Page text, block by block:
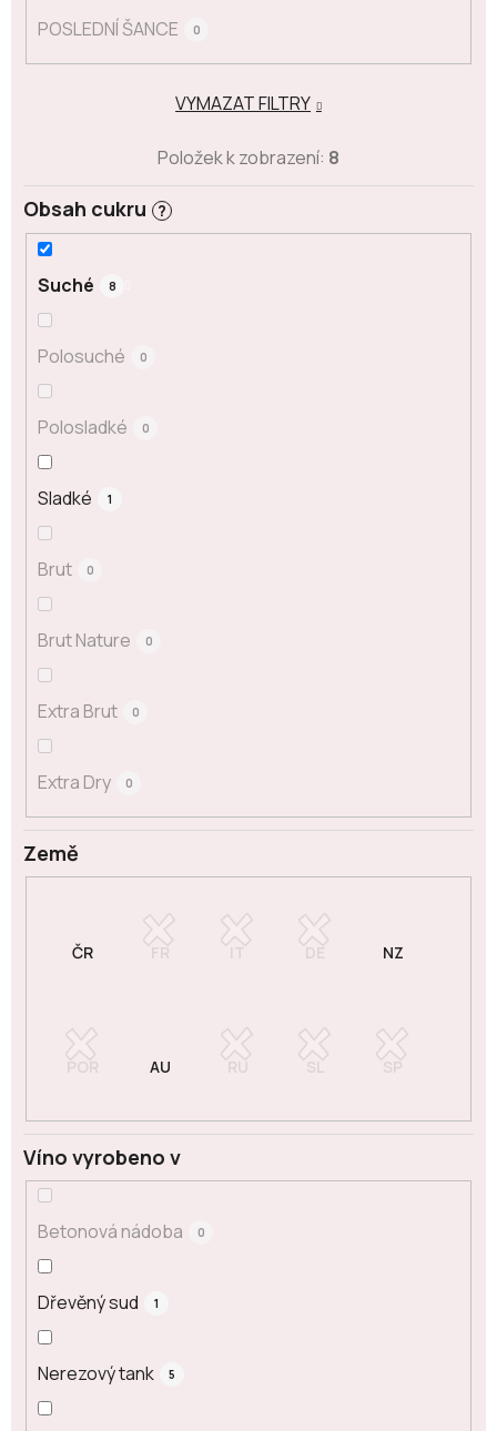
POSLEDNÍ ŠANCE 0
Země
Obsah cukru ?
Suché 8
Polosuché 0
Polosladké 0
Sladké 1
Brut 0
Brut Nature 0
Extra Brut 0
Extra Dry 0
Víno vyrobeno v
Betonová nádoba 0
Dřevěný sud 1
Nerezový tank 5
VYMAZAT FILTRY
Položek k zobrazení: 8